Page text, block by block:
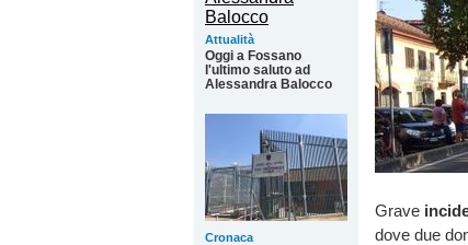
Attualità
Oggi a Fossano
l'ultimo saluto ad
Alessandra Balocco
Cronaca
Grave
dove due